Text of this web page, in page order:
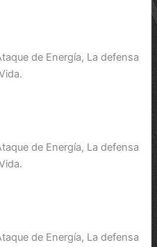
de Energía, La defensa
de Energía, La defensa
de Energía, La defensa